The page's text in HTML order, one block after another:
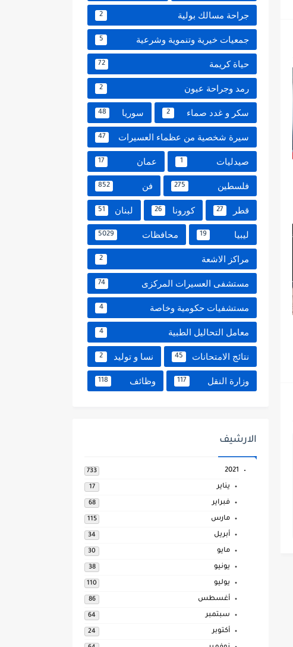
جراحة مسالك بولية 2
جمعيات خيرية وتنموية وشرعية 5
حياة كريمة 72
رمد وجراحة عيون 2
سكر و غدد صماء 2 سوريا 48
سيرة شخصية من عظماء العسيرات 47
صيدليات 1 عمان 17
فلسطين 275 فن 852
قطر 27 كورونا 26 لبنان 51
ليبيا 19 محافظات 5029
مراكز الاشعة 2
مستشفى العسيرات المركزى 74
مستشفيات حكومية وخاصة 4
معامل التحاليل الطبية 4
نتائج الامتحانات 45 نسا و توليد 2
وزارة النقل 117 وظائف 118
الارشيف
2021
733
يناير 17
فبراير 68
مارس 115
أبريل 34
مايو 30
يونيو 38
يوليو 110
أغسطس 86
سبتمبر 64
أكتوبر 24